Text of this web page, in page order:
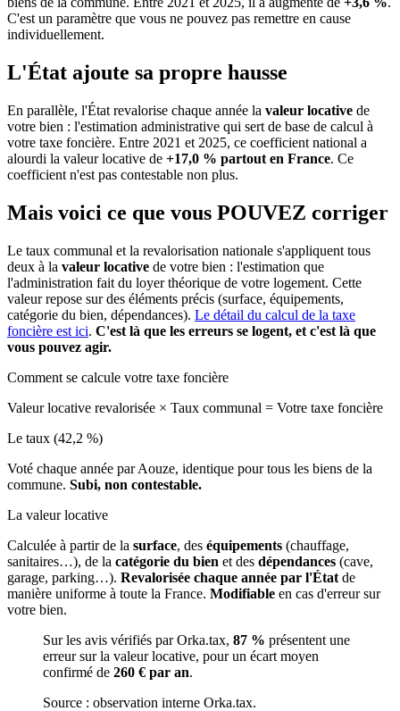
C'est un paramètre que vous ne pouvez pas remettre en cause
individuellement.
L'État ajoute sa propre hausse
En parallèle, l'État revalorise chaque année la valeur locative de
votre bien : l'estimation administrative qui sert de base de calcul à
votre taxe foncière. Entre 2021 et 2025, ce coefficient national a
alourdi la valeur locative de +17,0 % partout en France. Ce
coefficient n'est pas contestable non plus.
Mais voici ce que vous POUVEZ corriger
Le taux communal et la revalorisation nationale s'appliquent tous
deux à la valeur locative de votre bien : l'estimation que
l'administration fait du loyer théorique de votre logement. Cette
valeur repose sur des éléments précis (surface, équipements,
catégorie du bien, dépendances). Le détail du calcul de la taxe
foncière est ici. C'est là que les erreurs se logent, et c'est là que
vous pouvez agir.
Comment se calcule votre taxe foncière
Valeur locative revalorisée × Taux communal = Votre taxe foncière
Le taux (42,2 %)
Voté chaque année par Aouze, identique pour tous les biens de la
commune. Subi, non contestable.
La valeur locative
Calculée à partir de la surface, des équipements (chauffage,
sanitaires…), de la catégorie du bien et des dépendances (cave,
garage, parking…). Revalorisée chaque année par l'État de
manière uniforme à toute la France. Modifiable en cas d'erreur sur
votre bien.
Sur les avis vérifiés par Orka.tax, 87 % présentent une
erreur sur la valeur locative, pour un écart moyen
confirmé de 260 € par an.
Source : observation interne Orka.tax.